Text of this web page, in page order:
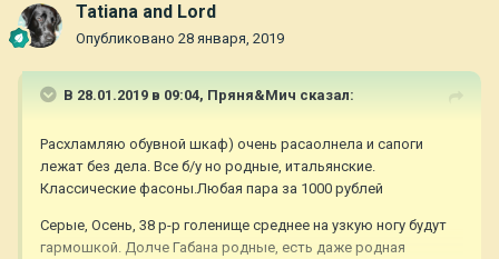
Tatiana and Lord
Опубликовано 28 января, 2019
В 28.01.2019 в 09:04, Пряня&Мич сказал:
Расхламляю обувной шкаф) очень расаолнела и сапоги
лежат без дела. Все б/у но родные, итальянские.
Классические фасоны.Любая пара за 1000 рублей
Серые, Осень, 38 р-р голенище среднее на узкую ногу будут
гармошкой. Долче Габана родные, есть даже родная